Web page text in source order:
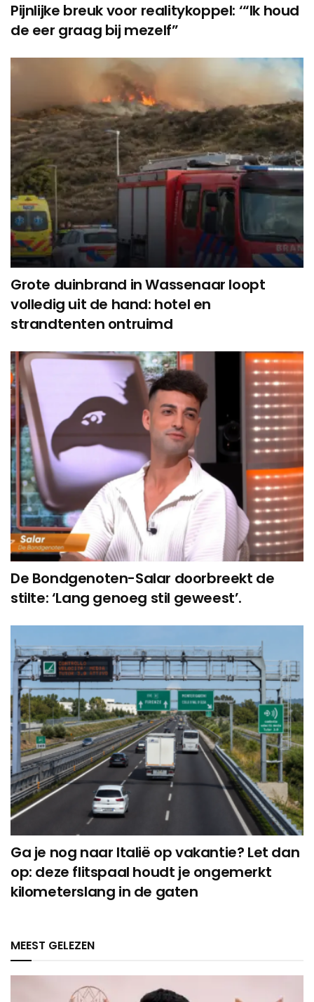
Pijnlijke breuk voor realitykoppel: ‘“Ik houd
de eer graag bij mezelf”
Grote duinbrand in Wassenaar loopt
volledig uit de hand: hotel en
strandtenten ontruimd
De Bondgenoten-Salar doorbreekt de
stilte: ‘Lang genoeg stil geweest’.
Ga je nog naar Italië op vakantie? Let dan
op: deze flitspaal houdt je ongemerkt
kilometerslang in de gaten
MEEST GELEZEN